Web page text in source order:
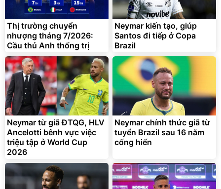
Bạt phủ xe ô tô cao cấp,
tráng nhôm 03 lớp
392.000đ
325.000đ
Đã bán nhiều
Xe đạp điện trợ lực G-
Force C14 gấp gọn bỏ cốp
tiện lợi
9.900.000
7.092.000đ
Đang xem nhiều
G-FORCE VIETNA
Thị trường chuyển
nhượng tháng 7/2026:
Cầu thủ Anh thống trị
Neymar kiến tạo, giúp
Santos đi tiếp ở Copa
Brazil
Neymar từ giã ĐTQG, HLV
Ancelotti bênh vực việc
triệu tập ở World Cup
2026
Neymar chính thức giã từ
tuyển Brazil sau 16 năm
cống hiến